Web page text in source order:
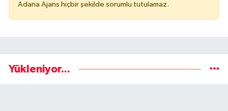
Adana Ajans hiçbir şekilde sorumlu tutulamaz.
Yükleniyor...